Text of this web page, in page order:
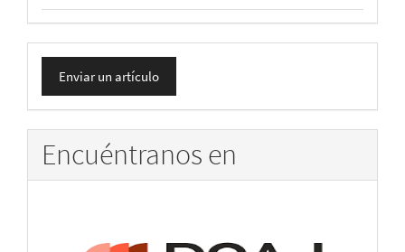
Enviar
un
artículo
Enviar un artículo
Encuéntranos en